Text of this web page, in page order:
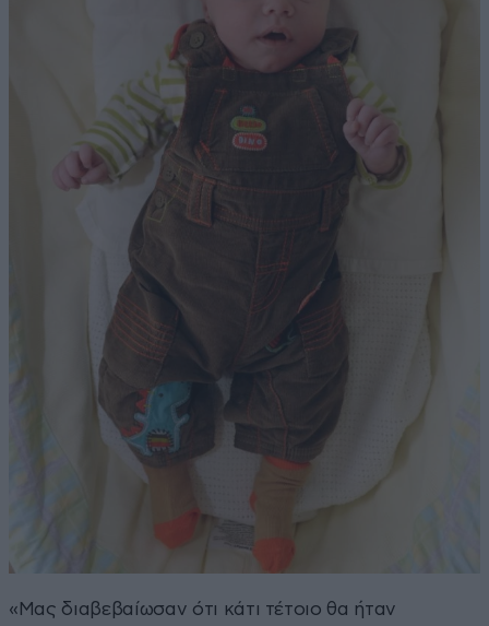
«Μας διαβεβαίωσαν ότι κάτι τέτοιο θα ήταν